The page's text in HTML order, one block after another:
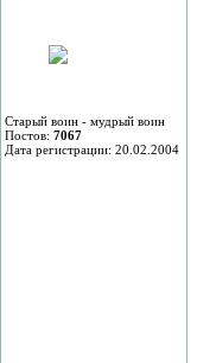
Старый воин - мудрый воин
Постов: 7067
Дата регистрации: 20.02.2004